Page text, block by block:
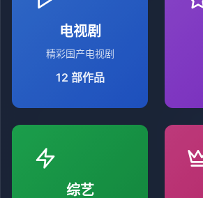
电视剧
精彩国产电视剧
12 部作品
综艺